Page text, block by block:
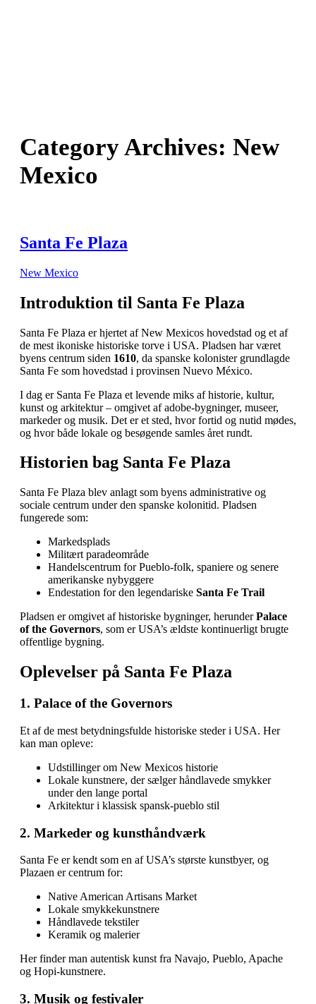
Category Archives: New
Mexico
Santa Fe Plaza
New Mexico
Introduktion til Santa Fe Plaza
Santa Fe Plaza er hjertet af New Mexicos hovedstad og et af
de mest ikoniske historiske torve i USA. Pladsen har været
byens centrum siden 1610, da spanske kolonister grundlagde
Santa Fe som hovedstad i provinsen Nuevo México.
I dag er Santa Fe Plaza et levende miks af historie, kultur,
kunst og arkitektur – omgivet af adobe‑bygninger, museer,
markeder og musik. Det er et sted, hvor fortid og nutid mødes,
og hvor både lokale og besøgende samles året rundt.
Historien bag Santa Fe Plaza
Santa Fe Plaza blev anlagt som byens administrative og
sociale centrum under den spanske kolonitid. Pladsen
fungerede som:
Markedsplads
Militært paradeområde
Handelscentrum for Pueblo‑folk, spaniere og senere
amerikanske nybyggere
Endestation for den legendariske Santa Fe Trail
Pladsen er omgivet af historiske bygninger, herunderPalace
of the Governors, som er USA’s ældste kontinuerligt brugte
offentlige bygning.
Oplevelser på Santa Fe Plaza
1. Palace of the Governors
Et af de mest betydningsfulde historiske steder i USA. Her
kan man opleve:
Udstillinger om New Mexicos historie
Lokale kunstnere, der sælger håndlavede smykker
under den lange portal
Arkitektur i klassisk spansk‑pueblo stil
2. Markeder og kunsthåndværk
Santa Fe er kendt som en af USA’s største kunstbyer, og
Plazaen er centrum for:
Native American Artisans Market
Lokale smykkekunstnere
Håndlavede tekstiler
Keramik og malerier
Her finder man autentisk kunst fra Navajo, Pueblo, Apache
og Hopi‑kunstnere.
3. Musik og festivaler